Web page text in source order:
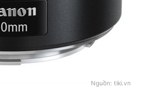
Nguồn: tiki.vn